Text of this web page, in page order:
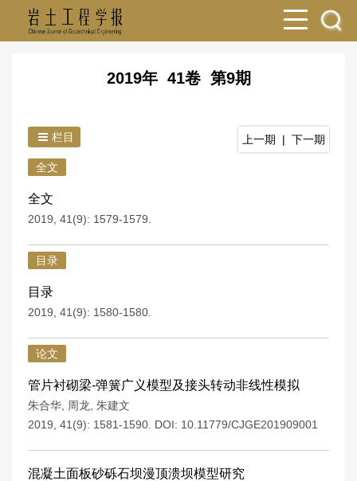
2019年 41卷 第9期
栏目 上一期 | 下一期
全文
全文
2019, 41(9): 1579-1579.
目录
目录
2019, 41(9): 1580-1580.
论文
管片衬砌梁-弹簧广义模型及接头转动非线性模拟
朱合华 周龙 朱建文
2019, 41(9): 1581-1590. DOI: 10.11779/CJGE201909001
混凝土面板砂砾石坝漫顶溃坝模型研究